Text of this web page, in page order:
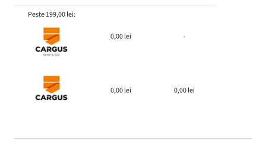
Peste 199,00 lei:
0,00 lei -
0,00 lei 0,00 lei